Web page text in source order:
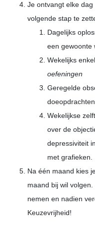
Je ontvangt elke
volgende stap te
Dagelijks
een gewoonte
Wekelijks
oefeningen
Geregelde
doeopdrachten
Wekelijkse
over de
depressiviteit
met grafieken.
Na één maand kies
maand bij wil volgen.
nemen en nadien
Keuzevrijheid!